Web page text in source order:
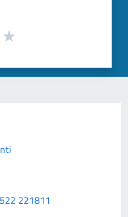
221811